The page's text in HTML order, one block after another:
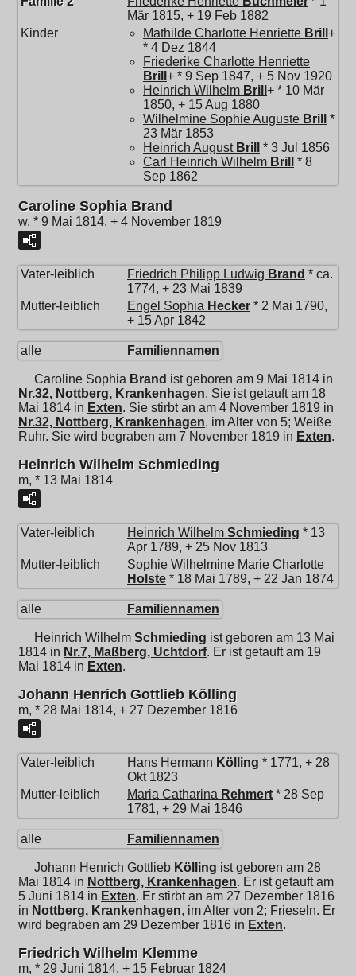
Mär 1815, + 19 Feb 1882
Kinder
Mathilde Charlotte Henriette Brill +
* 4 Dez 1844
Friederike Charlotte Henriette
Brill + * 9 Sep 1847, + 5 Nov 1920
Heinrich Wilhelm Brill + * 10 Mär
1850, + 15 Aug 1880
Wilhelmine Sophie Auguste Brill
*
23 Mär 1853
Heinrich August Brill
* 3 Jul 1856
Carl Heinrich Wilhelm Brill
* 8
Sep 1862
Caroline Sophia Brand
w, * 9 Mai 1814, + 4 November 1819
Vater-leiblich Friedrich Philipp Ludwig Brand * ca.
1774, + 23 Mai 1839
Mutter-leiblich
Engel Sophia Hecker * 2 Mai 1790,
+ 15 Apr 1842
alle Familiennamen
Caroline Sophia Brand ist geboren am 9 Mai 1814 in
Nr.32, Nottberg, Krankenhagen. Sie ist getauft am 18
Mai 1814 in Exten. Sie stirbt an am 4 November 1819 in
Nr.32, Nottberg, Krankenhagen, im Alter von 5; Weiße
Ruhr. Sie wird begraben am 7 November 1819 in Exten.
Heinrich Wilhelm Schmieding
m, * 13 Mai 1814
Vater-leiblich Heinrich Wilhelm Schmieding * 13
Apr 1789, + 25 Nov 1813
Mutter-leiblich
Sophie Wilhelmine Marie Charlotte
Holste * 18 Mai 1789, + 22 Jan 1874
alle Familiennamen
Heinrich Wilhelm Schmieding ist geboren am 13 Mai
1814 in Nr.7, Maßberg, Uchtdorf. Er ist getauft am 19
Mai 1814 in Exten.
Johann Henrich Gottlieb Kölling
m, * 28 Mai 1814, + 27 Dezember 1816
Vater-leiblich Hans Hermann Kölling * 1771, + 28
Okt 1823
Mutter-leiblich
Maria Catharina Rehmert * 28 Sep
1781, + 29 Mai 1846
alle Familiennamen
Johann Henrich Gottlieb Kölling ist geboren am 28
Mai 1814 in Nottberg, Krankenhagen. Er ist getauft am
5 Juni 1814 in Exten. Er stirbt an am 27 Dezember 1816
in Nottberg, Krankenhagen, im Alter von 2; Frieseln. Er
wird begraben am 29 Dezember 1816 in Exten.
Friedrich Wilhelm Klemme
m, * 29 Juni 1814, + 15 Februar 1824